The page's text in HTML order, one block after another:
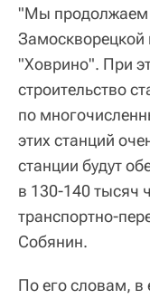
"Мы продолжаем
Замоскворецкой
"Ховрино". При
строительство
по
этих станций
станции будут
в 130-140 тысяч
транспортно-
Собянин.
По его словам, в